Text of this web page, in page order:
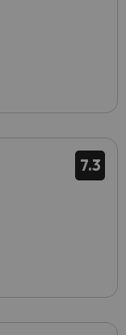
7.3